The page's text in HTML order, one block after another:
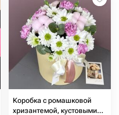
Коробка с ромашковой
хризантемой, кустовыми